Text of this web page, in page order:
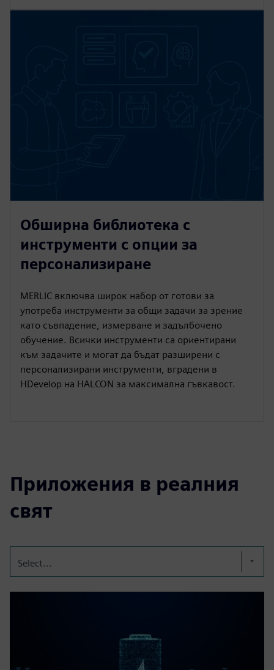
Обширна библиотека с
инструменти с опции за
персонализиране
MERLIC включва широк набор от готови за
употреба инструменти за общи задачи за зрение
като съвпадение, измерване и задълбочено
обучение. Всички инструменти са ориентирани
към задачите и могат да бъдат разширени с
персонализирани инструменти, вградени в
HDevelop на HALCON за максимална гъвкавост.
Приложения в реалния
свят
Select...